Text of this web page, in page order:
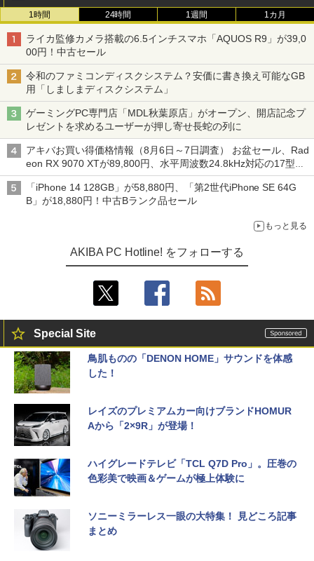
1時間 24時間 1週間 1カ月
ライカ監修カメラ搭載の6.5インチスマホ「AQUOS R9」が39,0
00円！中古セール
令和のファミコンディスクシステム？安価に書き換え可能なGB
用「しましまディスクシステム」
ゲーミングPC専門店「MDL秋葉原店」がオープン、開店記念プ
レゼントを求めるユーザーが押し寄せ長蛇の列に
アキバお買い得価格情報（8月6日～7日調査） お盆セール、Rad
eon RX 9070 XTが89,800円、水平周波数24.8kHz対応の17型モ
ニターが9,801円、暑さ指数連動セール ほか
「iPhone 14 128GB」が58,880円、「第2世代iPhone SE 64G
B」が18,880円！中古Bランク品セール
もっと見る
AKIBA PC Hotline! をフォローする
Special Site
鳥肌ものの「DENON HOME」サウンドを体感
した！
レイズのプレミアムカー向けブランドHOMUR
Aから「2×9R」が登場！
ハイグレードテレビ「TCL Q7D Pro」。圧巻の
色彩美で映画＆ゲームが極上体験に
ソニーミラーレス一眼の大特集！ 見どころ記事
まとめ